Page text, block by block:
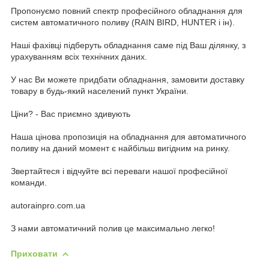
Пропонуємо повний спектр професійного обладнання для
систем автоматичного поливу (RAIN BIRD, HUNTER і ін).
Наші фахівці підберуть обладнання саме під Ваш ділянку, з
урахуванням всіх технічних даних.
У нас Ви можете придбати обладнання, замовити доставку
товару в будь-який населений пункт України.
Ціни? - Вас приємно здивують
Наша цінова пропозиція на обладнання для автоматичного
поливу на даний момент є найбільш вигідним на ринку.
Звертайтеся і відчуйте всі переваги нашої професійної
команди.
autorainpro.com.ua
З нами автоматичний полив це максимально легко!
Приховати